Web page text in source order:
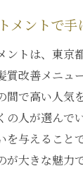
メントで
ントは、東京
質改善メニュ
間で高い人気
の人が選んで
を与えること
が大きな魅力で